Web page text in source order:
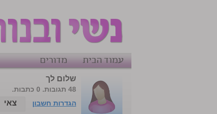
עמוד הבית
מדורים
שלום לך
48 תגובות. 0 כתבות.
הגדרות חשבון
צאי